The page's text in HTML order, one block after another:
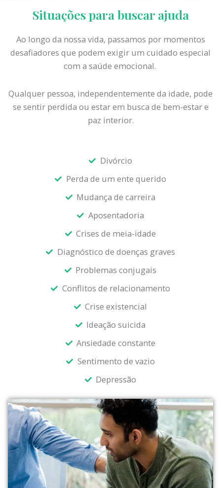
Situações para buscar ajuda
Ao longo da nossa vida, passamos por momentos
desafiadores que podem exigir um cuidado especial
com a saúde emocional.
Qualquer pessoa, independentemente da idade, pode
se sentir perdida ou estar em busca de bem-estar e
paz interior.
Divórcio
Perda de um ente querido
Mudança de carreira
Aposentadoria
Crises de meia-idade
Diagnóstico de doenças graves
Problemas conjugais
Conflitos de relacionamento
Crise existencial
Ideação suicida
Ansiedade constante
Sentimento de vazio
Depressão